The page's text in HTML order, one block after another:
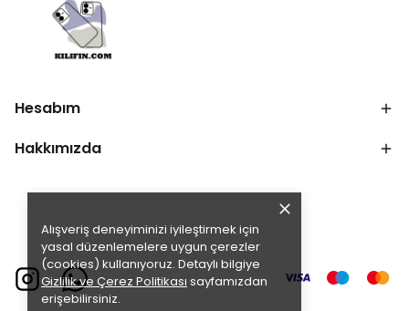
Alışveriş deneyiminizi iyileştirmek için
yasal düzenlemelere uygun çerezler
(cookies) kullanıyoruz. Detaylı bilgiye
Gizlilik ve Çerez Politikası sayfamızdan
erişebilirsiniz.
Hesabım
Hakkımızda